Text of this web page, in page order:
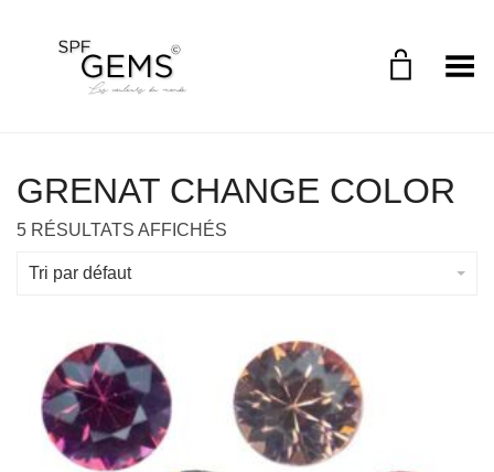
Toggle Menu
GRENAT CHANGE COLOR
5 RÉSULTATS AFFICHÉS
Tri par défaut